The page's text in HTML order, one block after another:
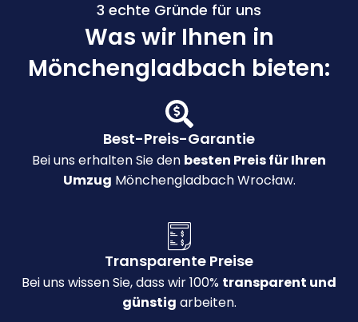
3 echte Gründe für uns
Was wir Ihnen in
Mönchengladbach bieten:
Best-Preis-Garantie
Bei uns erhalten Sie den besten Preis für Ihren
Umzug Mönchengladbach Wrocław.
Transparente Preise
Bei uns wissen Sie, dass wir 100% transparent und
günstig arbeiten.